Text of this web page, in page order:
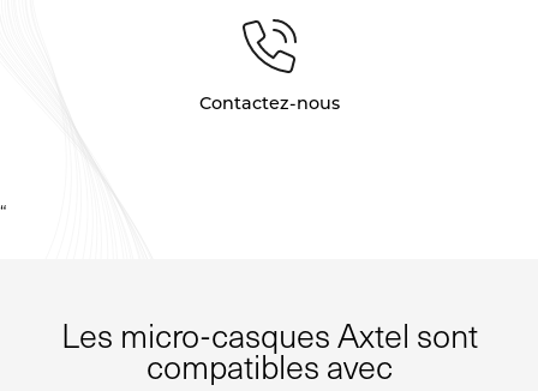
Contactez-nous
“
Les micro-casques Axtel sont
compatibles avec